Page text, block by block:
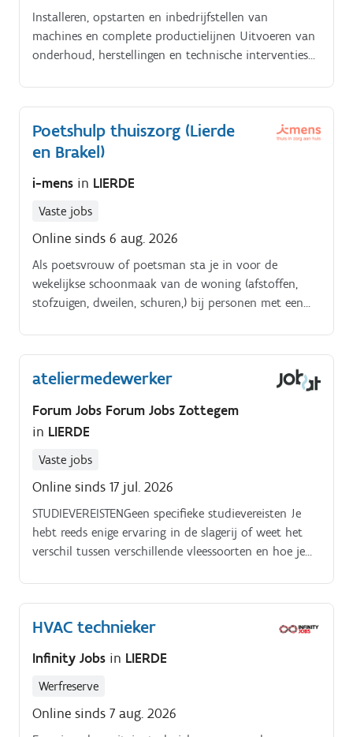
Installeren, opstarten en inbedrijfstellen van
machines en complete productielijnen Uitvoeren van
onderhoud, herstellingen en technische interventies
storingen, met ondersteuning van collega's wanneer
nodig Geven van technische opleidingen aan
operatoren en onderhoudsteams bij de klant Correct
rapporteren van uitgevoerde werkzaamheden en
testen van machines in de productie wanneer je niet
op verplaatsing bent Actief bijdragen aan
en processen Je reist ongeveer 50% van je tijd,
voornamelijk binnen Europa, maar ook occasioneel
wereldwijd
Poetshulp thuiszorg (Lierde
en Brakel)
i-mens in LIERDE
Vaste jobs
Online sinds 6 aug. 2026
Als poetsvrouw of poetsman sta je in voor de
wekelijkse schoonmaak van de woning (afstoffen,
stofzuigen, dweilen, schuren,) bij personen met een
bij mensen thuis (wassen en strijken).
ateliermedewerker
Forum Jobs Forum Jobs Zottegem
in LIERDE
Vaste jobs
Online sinds 17 jul. 2026
STUDIEVEREISTENGeen specifieke studievereisten Je
hebt reeds enige ervaring in de slagerij of weet het
verschil tussen verschillende vleessoorten en hoe je
HVAC technieker
Infinity Jobs in LIERDE
Werfreserve
Online sinds 7 aug. 2026